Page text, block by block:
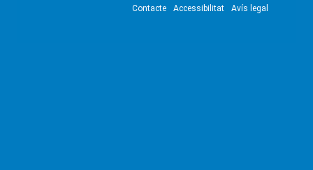
Contacte Accessibilitat Avís legal